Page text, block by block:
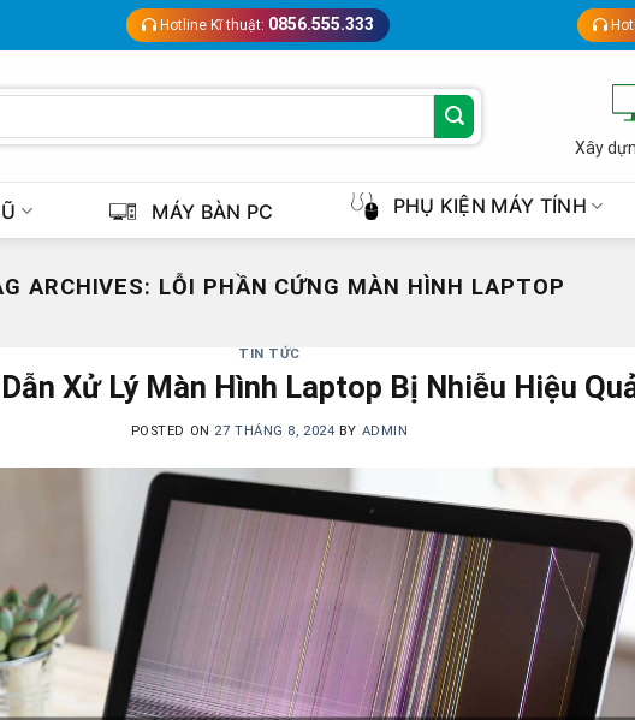
Hotline Kĩ thuật: 0856.555.333
Xây
MÁY BÀN PC PHỤ KIỆN MÁY TÍNH
ARCHIVES: LỖI PHẦN CỨNG MÀN HÌNH LAPTOP
TIN TỨC
Xử Lý Màn Hình Laptop Bị Nhiễu Hiệu
POSTED ON 27 THÁNG 8, 2024 BY ADMIN